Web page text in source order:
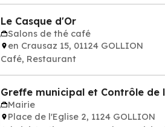
Le Casque d'Or
Salons de thé café
en Crausaz 15, 01124 GOLLION
Café, Restaurant
Greffe municipal et Contrôle de
Mairie
Place de l'Eglise 2, 1124 GOLLION